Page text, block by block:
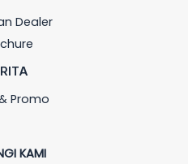
Dealer
Promo
KAMI